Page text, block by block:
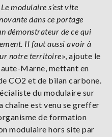
Le modulaire s’est vite
dans ce portage
démonstrateur de ce qui
Il faut aussi avoir à
notre territoire», ajoute le
Marne, mettant en
CO2 et de bilan carbone.
du modulaire sur
chaîne est venu se greffer
de formation
modulaire hors site par